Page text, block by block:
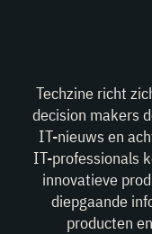
Techzine richt
decision makers
IT-nieuws en
IT-professionals
innovatieve
diepgaande
producten